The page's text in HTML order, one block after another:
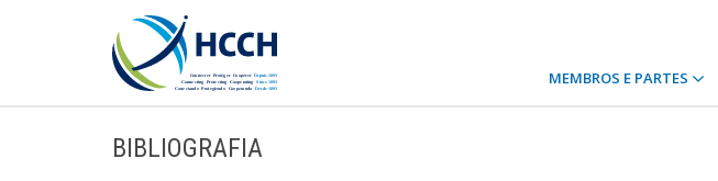
MEMBROS E PARTES
BIBLIOGRAFIA